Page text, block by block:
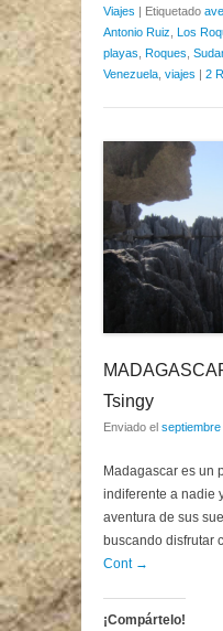
Viajes
Etiquetado
Antonio Ruiz
Los
playas
Roques
Venezuela viajes 2
Tsingy
Enviado el
Madagascar es un
indiferente a nadie
aventura de sus
buscando disfrutar
Cont →
¡Compártelo!